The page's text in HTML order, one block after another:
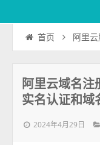
首页 阿里
阿里云域名注
实名认证和域
2024年4月29日